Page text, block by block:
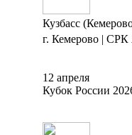
Кузбасс
г. Кемерово | СРК
12 апреля
Кубок России